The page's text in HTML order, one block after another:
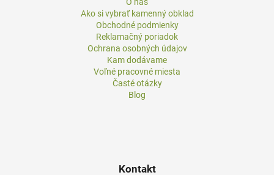
O nás
Ako si vybrať kamenný obklad
Obchodné podmienky
Reklamačný poriadok
Ochrana osobných údajov
Kam dodávame
Voľné pracovné miesta
Časté otázky
Blog
Kontakt